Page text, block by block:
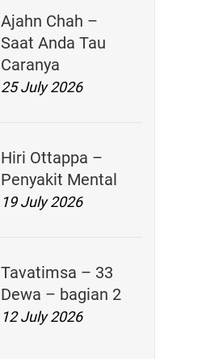
Ajahn Chah –
Saat Anda Tau
Caranya
25 July 2026
Hiri Ottappa –
Penyakit Mental
19 July 2026
Tavatimsa – 33
Dewa – bagian 2
12 July 2026